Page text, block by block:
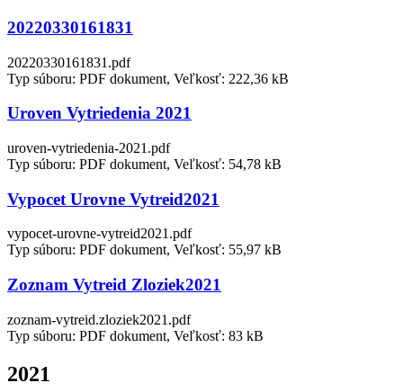
20220330161831
20220330161831.pdf
Typ súboru: PDF dokument, Veľkosť: 222,36 kB
Uroven Vytriedenia 2021
uroven-vytriedenia-2021.pdf
Typ súboru: PDF dokument, Veľkosť: 54,78 kB
Vypocet Urovne Vytreid2021
vypocet-urovne-vytreid2021.pdf
Typ súboru: PDF dokument, Veľkosť: 55,97 kB
Zoznam Vytreid Zloziek2021
zoznam-vytreid.zloziek2021.pdf
Typ súboru: PDF dokument, Veľkosť: 83 kB
2021